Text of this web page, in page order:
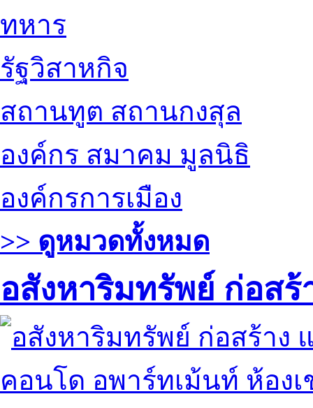
ทหาร
รัฐวิสาหกิจ
สถานทูต สถานกงสุล
องค์กร สมาคม มูลนิธิ
องค์กรการเมือง
>> ดูหมวดทั้งหมด
อสังหาริมทรัพย์ ก่อส
คอนโด อพาร์ทเม้นท์ ห้องเ